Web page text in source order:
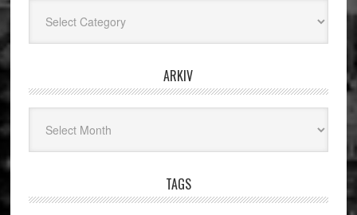
ARKIV
TAGS